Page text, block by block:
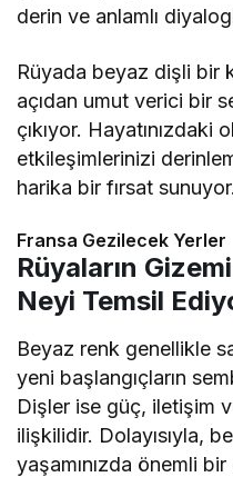
derin ve anlamlı
Rüyada beyaz dişli bir
açıdan umut verici bir
çıkıyor.
etkileşimlerinizi
harika bir fırsat sunuyor.
Fransa Gezilecek Yerler
Rüyaların
Neyi Temsil
Beyaz renk genellikle
yeni başlangıçların
Dişler ise güç, iletişim
ilişkilidir. Dolayısıyla,
yaşamınızda önemli